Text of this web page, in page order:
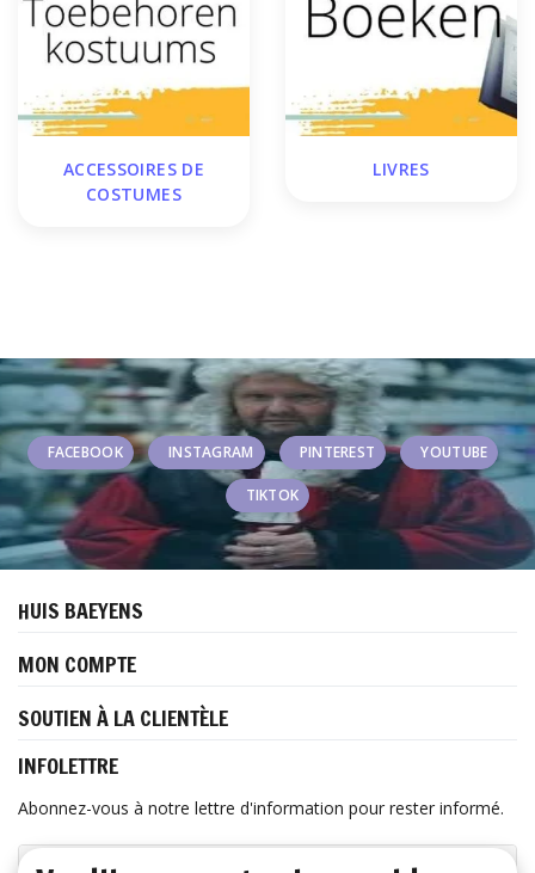
ACCESSOIRES DE
COSTUMES
LIVRES
FACEBOOK INSTAGRAM PINTEREST YOUTUBE
TIKTOK
HUIS BAEYENS
MON COMPTE
SOUTIEN À LA CLIENTÈLE
INFOLETTRE
Abonnez-vous à notre lettre d'information pour rester informé.